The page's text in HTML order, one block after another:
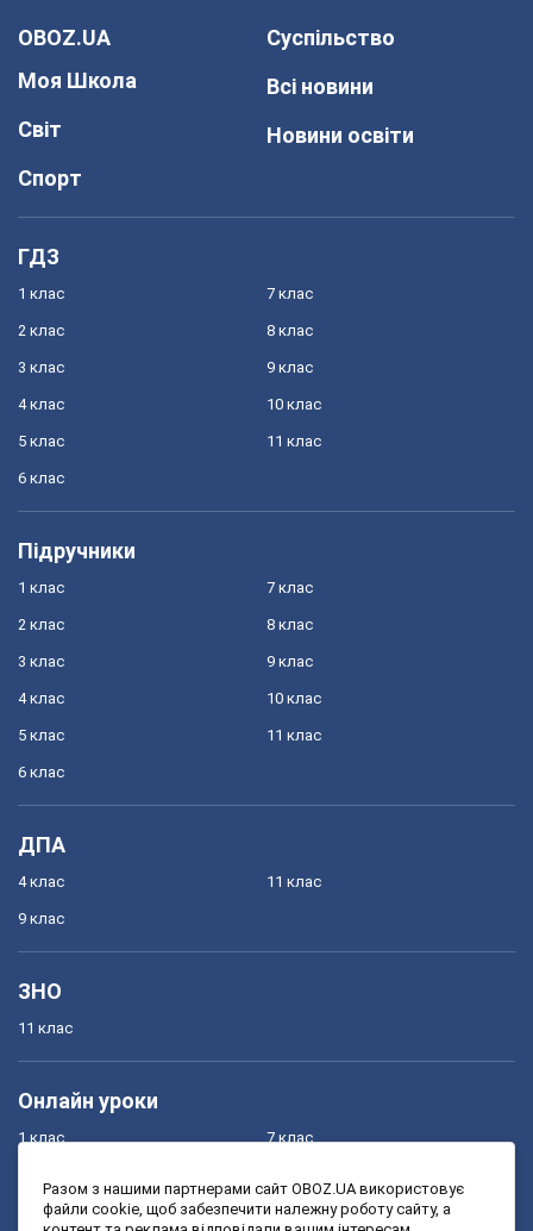
OBOZ.UA
Моя Школа
Світ
Спорт
Суспільство
Всі новини
Новини освіти
ГДЗ
1 клас
2 клас
3 клас
4 клас
5 клас
6 клас
7 клас
8 клас
9 клас
10 клас
11 клас
Підручники
1 клас
2 клас
3 клас
4 клас
5 клас
6 клас
7 клас
8 клас
9 клас
10 клас
11 клас
ДПА
4 клас
9 клас
11 клас
ЗНО
11 клас
Онлайн уроки
1 клас
3 клас
7 клас
9 клас
Разом з нашими партнерами сайт OBOZ.UA використовує
файли cookie, щоб забезпечити належну роботу сайту, а